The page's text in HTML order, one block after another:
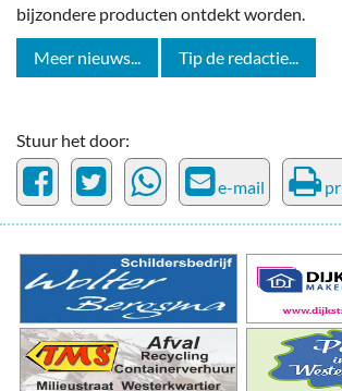
bijzondere producten ontdekt worden.
Meer nieuws... Tip de redactie...
Stuur het door:
e-mail